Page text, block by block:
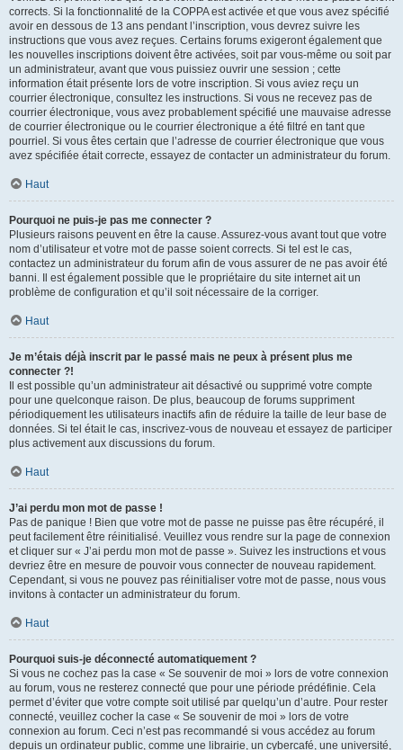
corrects. Si la fonctionnalité de la COPPA est activée et que vous avez spécifié
avoir en dessous de 13 ans pendant l’inscription, vous devrez suivre les
instructions que vous avez reçues. Certains forums exigeront également que
les nouvelles inscriptions doivent être activées, soit par vous-même ou soit par
un administrateur, avant que vous puissiez ouvrir une session ; cette
information était présente lors de votre inscription. Si vous aviez reçu un
courrier électronique, consultez les instructions. Si vous ne recevez pas de
courrier électronique, vous avez probablement spécifié une mauvaise adresse
de courrier électronique ou le courrier électronique a été filtré en tant que
pourriel. Si vous êtes certain que l’adresse de courrier électronique que vous
avez spécifiée était correcte, essayez de contacter un administrateur du forum.
Haut
Pourquoi ne puis-je pas me connecter ?
Plusieurs raisons peuvent en être la cause. Assurez-vous avant tout que votre
nom d’utilisateur et votre mot de passe soient corrects. Si tel est le cas,
contactez un administrateur du forum afin de vous assurer de ne pas avoir été
banni. Il est également possible que le propriétaire du site internet ait un
problème de configuration et qu’il soit nécessaire de la corriger.
Haut
Je m’étais déjà inscrit par le passé mais ne peux à présent plus me
connecter ?!
Il est possible qu’un administrateur ait désactivé ou supprimé votre compte
pour une quelconque raison. De plus, beaucoup de forums suppriment
périodiquement les utilisateurs inactifs afin de réduire la taille de leur base de
données. Si tel était le cas, inscrivez-vous de nouveau et essayez de participer
plus activement aux discussions du forum.
Haut
J’ai perdu mon mot de passe !
Pas de panique ! Bien que votre mot de passe ne puisse pas être récupéré, il
peut facilement être réinitialisé. Veuillez vous rendre sur la page de connexion
et cliquer sur « J’ai perdu mon mot de passe ». Suivez les instructions et vous
devriez être en mesure de pouvoir vous connecter de nouveau rapidement.
Cependant, si vous ne pouvez pas réinitialiser votre mot de passe, nous vous
invitons à contacter un administrateur du forum.
Haut
Pourquoi suis-je déconnecté automatiquement ?
Si vous ne cochez pas la case « Se souvenir de moi » lors de votre connexion
au forum, vous ne resterez connecté que pour une période prédéfinie. Cela
permet d’éviter que votre compte soit utilisé par quelqu’un d’autre. Pour rester
connecté, veuillez cocher la case « Se souvenir de moi » lors de votre
connexion au forum. Ceci n’est pas recommandé si vous accédez au forum
depuis un ordinateur public, comme une librairie, un cybercafé, une université,